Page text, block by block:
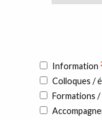
Information
Colloques /
Formations /